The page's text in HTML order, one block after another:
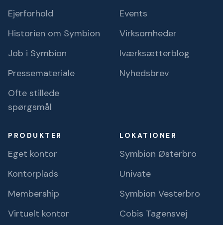
Ejerforhold
Historien om Symbion
Job i Symbion
Pressemateriale
Ofte stillede
spørgsmål
Events
Virksomheder
Iværksætterblog
Nyhedsbrev
PRODUKTER
Eget kontor
Kontorplads
Membership
Virtuelt kontor
LOKATIONER
Symbion Østerbro
Univate
Symbion Vesterbro
Cobis Tagensvej